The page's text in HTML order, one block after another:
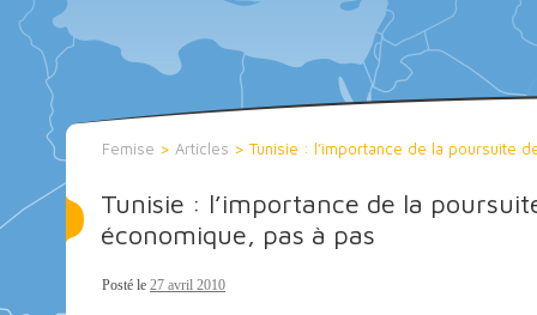
Femise > Articles > Tunisie : l’importance de la poursuite
Tunisie : l’importance de la
économique, pas à pas
Posté le 27 avril 2010